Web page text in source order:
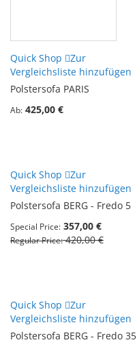
Quick Shop
Zur
Vergleichsliste hinzufügen
Polstersofa PARIS
Ab 425,00 €
Quick Shop
Zur
Vergleichsliste hinzufügen
Polstersofa BERG - Fredo 5
Special Price 357,00 €
Regular Price 420,00 €
Quick Shop
Zur
Vergleichsliste hinzufügen
Polstersofa BERG - Fredo 35